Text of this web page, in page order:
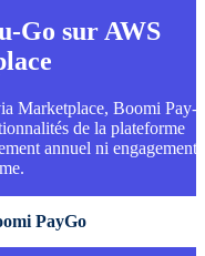
Go sur AWS
Marketplace, Boomi Pay-
de la plateforme
annuel ni engagement
PayGo